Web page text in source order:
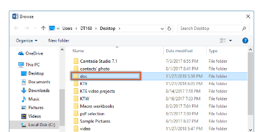
.Name =
LblExit:
Next
            ActiveDocument
.
Save
            ActiveDocument
.
Close
            xFileStr
= Dir( )